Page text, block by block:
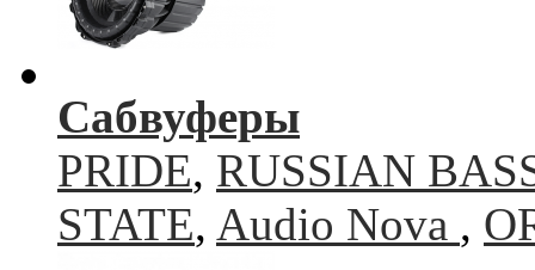
Сабвуферы
PRIDE, RUSSIAN
STATE, Audio Nova ,